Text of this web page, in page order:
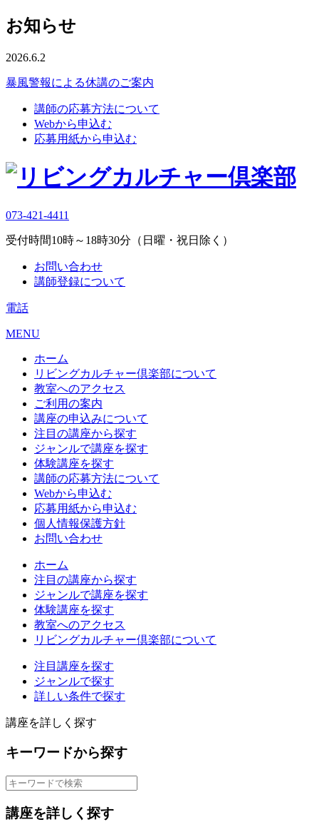
お知らせ
2026.6.2
暴風警報による休講のご案内
講師の応募方法について
Webから申込む
応募用紙から申込む
073-421-4411
受付時間10時～18時30分（日曜・祝日除く）
お問い合わせ
講師登録について
電話
MENU
ホーム
リビングカルチャー倶楽部について
教室へのアクセス
ご利用の案内
講座の申込みについて
注目の講座から探す
ジャンルで講座を探す
体験講座を探す
講師の応募方法について
Webから申込む
応募用紙から申込む
個人情報保護方針
お問い合わせ
ホーム
注目の講座から探す
ジャンルで講座を探す
体験講座を探す
教室へのアクセス
リビングカルチャー倶楽部について
注目講座を探す
ジャンルで探す
詳しい条件で探す
講座を詳しく探す
キーワードから探す
講座を詳しく探す